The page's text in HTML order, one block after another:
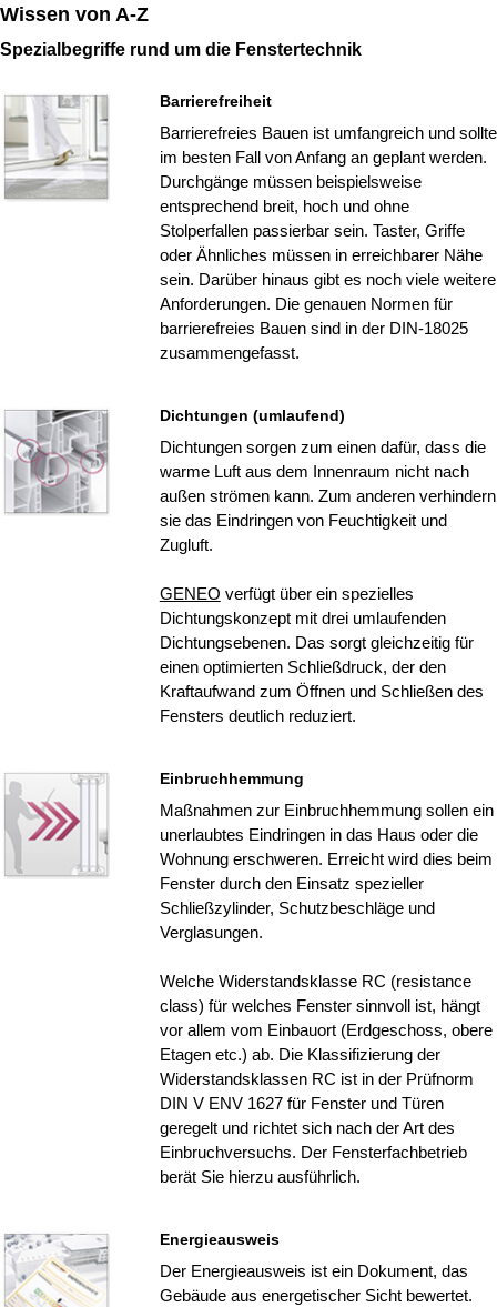
Wissen von A-Z
Spezialbegriffe rund um die Fenstertechnik
Barrierefreiheit
Barrierefreies Bauen ist umfangreich und sollte
im besten Fall von Anfang an geplant werden.
Durchgänge müssen beispielsweise
entsprechend breit, hoch und ohne
Stolperfallen passierbar sein. Taster, Griffe
oder Ähnliches müssen in erreichbarer Nähe
sein. Darüber hinaus gibt es noch viele weitere
Anforderungen. Die genauen Normen für
barrierefreies Bauen sind in der DIN-18025
zusammengefasst.
Dichtungen (umlaufend)
Dichtungen sorgen zum einen dafür, dass die
warme Luft aus dem Innenraum nicht nach
außen strömen kann. Zum anderen verhindern
sie das Eindringen von Feuchtigkeit und
Zugluft.
GENEO verfügt über ein spezielles
Dichtungskonzept mit drei umlaufenden
Dichtungsebenen. Das sorgt gleichzeitig für
einen optimierten Schließdruck, der den
Kraftaufwand zum Öffnen und Schließen des
Fensters deutlich reduziert.
Einbruchhemmung
Maßnahmen zur Einbruchhemmung sollen ein
unerlaubtes Eindringen in das Haus oder die
Wohnung erschweren. Erreicht wird dies beim
Fenster durch den Einsatz spezieller
Schließzylinder, Schutzbeschläge und
Verglasungen.
Welche Widerstandsklasse RC (resistance
class) für welches Fenster sinnvoll ist, hängt
vor allem vom Einbauort (Erdgeschoss, obere
Etagen etc.) ab. Die Klassifizierung der
Widerstandsklassen RC ist in der Prüfnorm
DIN V ENV 1627 für Fenster und Türen
geregelt und richtet sich nach der Art des
Einbruchversuchs. Der Fensterfachbetrieb
berät Sie hierzu ausführlich.
Energieausweis
Der Energieausweis ist ein Dokument, das
Gebäude aus energetischer Sicht bewertet.